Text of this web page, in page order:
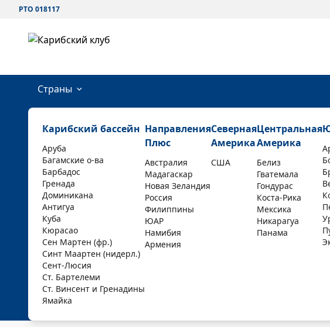
РТО 018117
Страны
Карибский бассейн
Аруба
Багамские о-ва
Барбадос
Гренада
Доминикана
Антигуа
Куба
Кюрасао
Сен Мартен (фр.)
Синт Маартен (нидерл.)
Сент-Люсия
Ст. Бартелеми
Ст. Винсент и Гренадины
Ямайка
Направления
Плюс
Австралия
Мадагаскар
Новая Зеландия
Россия
Филиппины
ЮАР
Намибия
Армения
Северная
Америка
США
Центральная
Америка
Белиз
Гватемала
Гондурас
Коста-Рика
Мексика
Никарагуа
Панама